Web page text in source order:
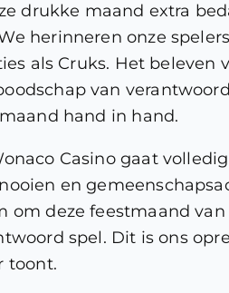
drukke maand extra
herinneren onze
als Cruks. Het
van
hand in hand.
Casino gaat
en
om deze feestmaand
spel. Dit is ons
toont.